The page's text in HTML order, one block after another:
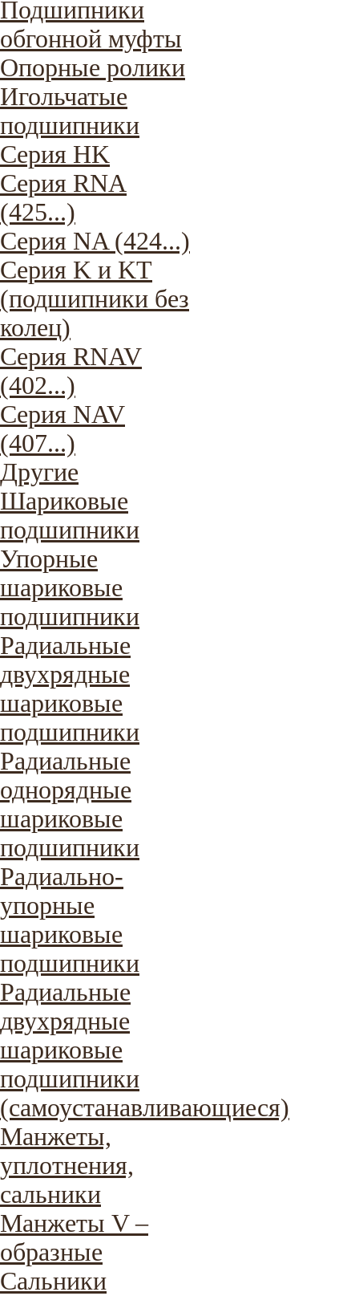
Подшипники
обгонной муфты
Опорные ролики
Игольчатые
подшипники
Серия HK
Серия RNA
(425...)
Серия NA (424...)
Серия K и KT
(подшипники без
колец)
Серия RNAV
(402...)
Серия NAV
(407...)
Другие
Шариковые
подшипники
Упорные
шариковые
подшипники
Радиальные
двухрядные
шариковые
подшипники
Радиальные
однорядные
шариковые
подшипники
Радиально-
упорные
шариковые
подшипники
Радиальные
двухрядные
шариковые
подшипники
(самоустанавливающиеся)
Манжеты,
уплотнения,
сальники
Манжеты V –
образные
Сальники